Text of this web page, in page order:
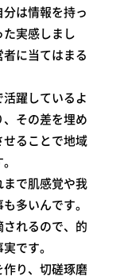
は情報を持っ
実感しまし
に当てはまる
躍しているよ
その差を埋め
ることで地域
で肌感覚や我
多いんです。
れるので、的
です。
り、切磋琢磨